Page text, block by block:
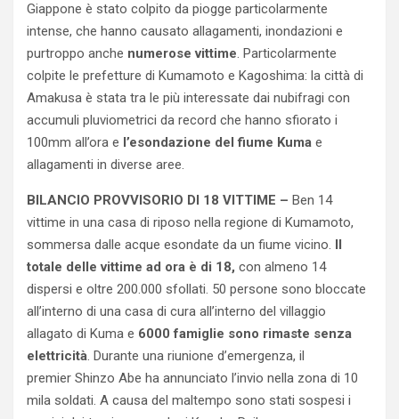
Giappone è stato colpito da piogge particolarmente
intense, che hanno causato allagamenti, inondazioni e
purtroppo anche numerose vittime. Particolarmente
colpite le prefetture di Kumamoto e Kagoshima: la città di
Amakusa è stata tra le più interessate dai nubifragi con
accumuli pluviometrici da record che hanno sfiorato i
100mm all’ora e l’esondazione del fiume Kuma e
allagamenti in diverse aree.
BILANCIO PROVVISORIO DI 18 VITTIME – Ben 14
vittime in una casa di riposo nella regione di Kumamoto,
sommersa dalle acque esondate da un fiume vicino. Il
totale delle vittime ad ora è di 18, con almeno 14
dispersi e oltre 200.000 sfollati. 50 persone sono bloccate
all’interno di una casa di cura all’interno del villaggio
allagato di Kuma e 6000 famiglie sono rimaste senza
elettricità. Durante una riunione d’emergenza, il
premier Shinzo Abe ha annunciato l’invio nella zona di 10
mila soldati. A causa del maltempo sono stati sospesi i